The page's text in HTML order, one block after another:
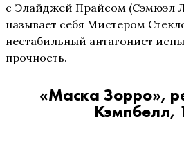
с Элайджей Прайсом (Сэмюэл
называет себя Мистером
нестабильный антагонист
прочность.
«Маска Зорро»,
Кэмпбелл,